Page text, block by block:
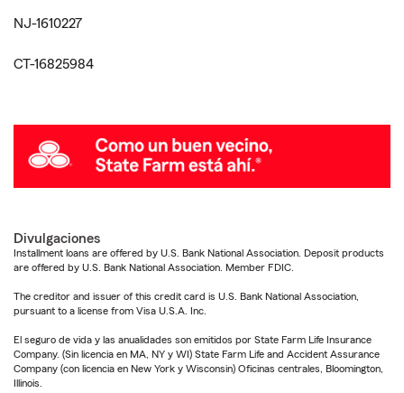
NJ-1610227
CT-16825984
Divulgaciones
Installment loans are offered by U.S. Bank National Association. Deposit products
are offered by U.S. Bank National Association. Member FDIC.
The creditor and issuer of this credit card is U.S. Bank National Association,
pursuant to a license from Visa U.S.A. Inc.
El seguro de vida y las anualidades son emitidos por State Farm Life Insurance
Company. (Sin licencia en MA, NY y WI) State Farm Life and Accident Assurance
Company (con licencia en New York y Wisconsin) Oficinas centrales, Bloomington,
Illinois.